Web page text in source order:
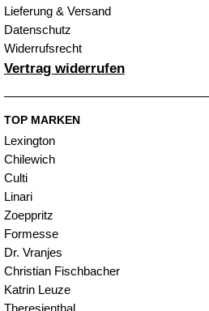
Lieferung & Versand
Datenschutz
Widerrufsrecht
Vertrag widerrufen
TOP MARKEN
Lexington
Chilewich
Culti
Linari
Zoeppritz
Formesse
Dr. Vranjes
Christian Fischbacher
Katrin Leuze
Theresienthal